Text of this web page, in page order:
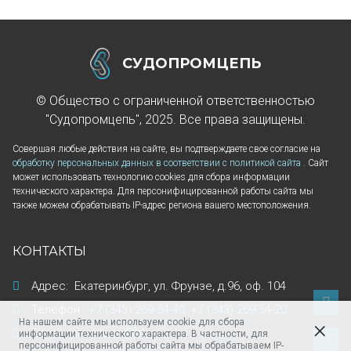
СУДОПРОМЦЕПЬ
© Общество с ограниченной ответственностью
"Судопромцепь", 2025. Все права защищены.
Совершая любые действия на сайте, вы подтверждаете свое согласие на
обработку персональных данных в соответствии с политикой сайта . Сайт
может использовать технологию cookies для сбора информации
технического характера. Для персонифицированной работы сайта мы
также можем обрабатывать IP-адрес региона вашего местоположения.
КОНТАКТЫ
Адрес: Екатеринбург, ул. Фрунзе, д.96, оф. 104
E-mail: promtcep@bk.ru
На нашем сайте мы используем cookie для сбора
информации технического характера. В частности, для
персонифицированной работы сайта мы обрабатываем IP-